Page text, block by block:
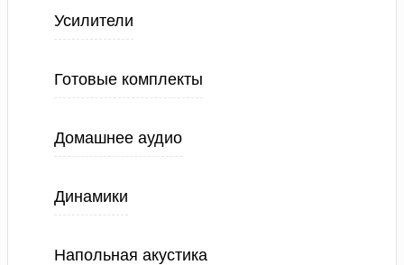
Усилители
Готовые комплекты
Домашнее аудио
Динамики
Напольная акустика